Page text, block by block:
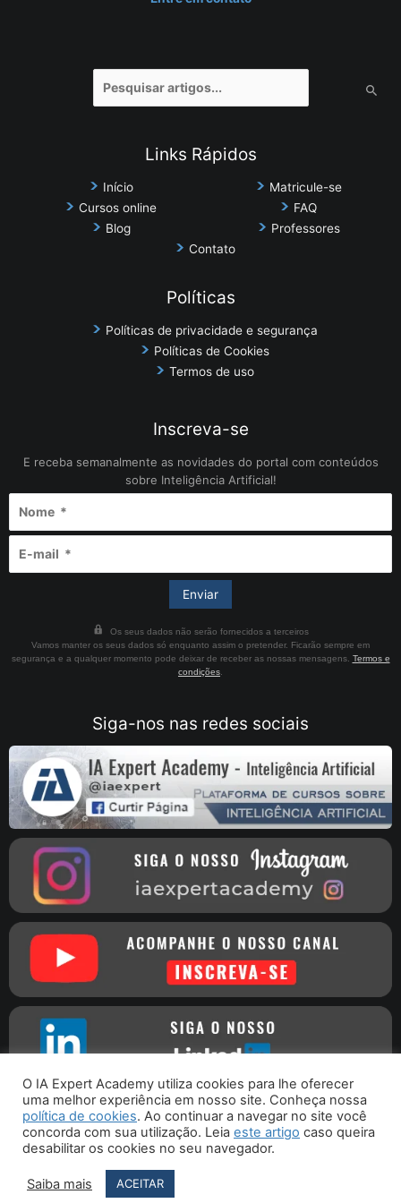
por:
Links Rápidos
Início
Matricule-se
Cursos online
FAQ
Blog
Professores
Contato
Políticas
Políticas de privacidade e segurança
Políticas de Cookies
Termos de uso
Inscreva-se
E receba semanalmente as novidades do portal com conteúdos
sobre Inteligência Artificial!
Os seus dados não serão fornecidos a terceiros
Vamos manter os seus dados só enquanto assim o pretender. Ficarão sempre em
segurança e a qualquer momento pode deixar de receber as nossas mensagens. Termos e
condições
Siga-nos nas redes sociais
Copyright © 2016 - 2026 - IA Expert Academy
| CNPJ
CEP 89400-000
O IA Expert Academy utiliza cookies para lhe oferecer
uma melhor experiência em nosso site. Conheça nossa
política de cookies. Ao continuar a navegar no site você
concorda com sua utilização. Leia este artigo caso queira
desabilitar os cookies no seu navegador.
Saiba mais ACEITAR